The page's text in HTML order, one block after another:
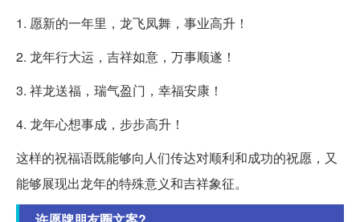
1. 愿新的一年里，龙飞凤舞，事业高升！
2. 龙年行大运，吉祥如意，万事顺遂！
3. 祥龙送福，瑞气盈门，幸福安康！
4. 龙年心想事成，步步高升！
这样的祝福语既能够向人们传达对顺利和成功的祝愿，又
能够展现出龙年的特殊意义和吉祥象征。